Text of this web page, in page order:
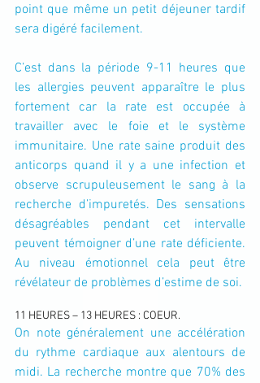
point que même un petit déjeuner tardif
sera digéré facilement.
C’est dans la période 9-11 heures que
les allergies peuvent apparaître le plus
fortement car la rate est occupée à
travailler avec le foie et le système
immunitaire. Une rate saine produit des
anticorps quand il y a une infection et
observe scrupuleusement le sang à la
recherche d’impuretés. Des sensations
désagréables pendant cet intervalle
peuvent témoigner d’une rate déficiente.
Au niveau émotionnel cela peut être
révélateur de problèmes d’estime de soi.
11 HEURES – 13 HEURES : COEUR.
On note généralement une accélération
du rythme cardiaque aux alentours de
midi. La recherche montre que 70% des